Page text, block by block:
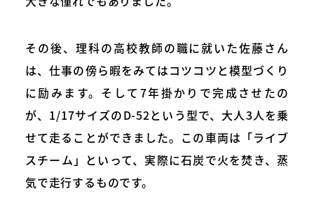
その後、理科の高校教師の職に就いた佐藤さん
は、仕事の傍ら暇をみてはコツコツと模型づくり
に励みます。そして7年掛かりで完成させたの
が、1/17サイズのD-52という型で、大人3人を乗
せて走ることができました。この車両は「ライブ
スチーム」といって、実際に石炭で火を焚き、蒸
気で走行するものです。